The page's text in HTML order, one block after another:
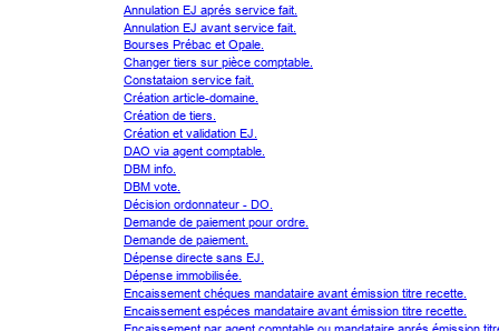
Annulation EJ aprés service fait.
Annulation EJ avant service fait.
Bourses Prébac et Opale.
Changer tiers sur pièce comptable.
Constataion service fait.
Création article-domaine.
Création de tiers.
Création et validation EJ.
DAO via agent comptable.
DBM info.
DBM vote.
Décision ordonnateur - DO.
Demande de paiement pour ordre.
Demande de paiement.
Dépense directe sans EJ.
Dépense immobilisée.
Encaissement chéques mandataire avant émission titre recette.
Encaissement espéces mandataire avant émission titre recette.